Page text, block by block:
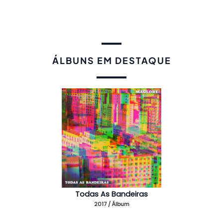
ÁLBUNS EM DESTAQUE
Todas As Bandeiras
2017 / Álbum